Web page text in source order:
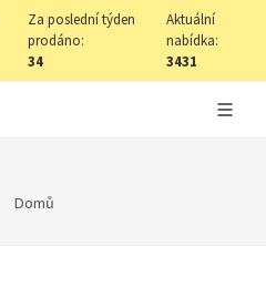
Za poslední týden
prodáno:
34
Aktuální
nabídka:
3431
Domů